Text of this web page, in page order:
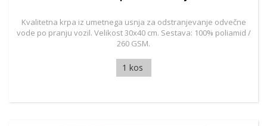
Kvalitetna krpa iz umetnega usnja za odstranjevanje odvečne
vode po pranju vozil. Velikost 30x40 cm. Sestava: 100% poliamid /
260 GSM.
1 kos